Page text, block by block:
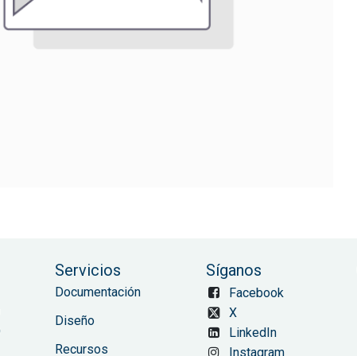
Servicios
Documentación
Diseño
Recursos
Síganos
Facebook
X
LinkedIn
Instagram